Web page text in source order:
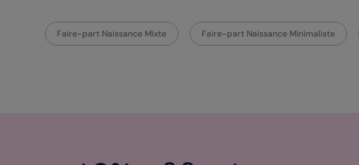
Faire-part Naissance Mixte Faire-part Naissance Minimaliste